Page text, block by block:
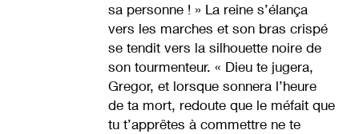
sa personne ! » La reine s’élança
vers les marches et son bras crispé
se tendit vers la silhouette noire de
son tourmenteur. « Dieu te jugera,
Gregor, et lorsque sonnera l’heure
de ta mort, redoute que le méfait que
tu t’apprêtes à commettre ne te